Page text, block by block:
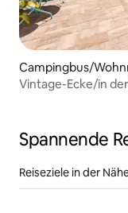
Campingbus/
Vintage-Ecke/in
Spannende
Reiseziele in der